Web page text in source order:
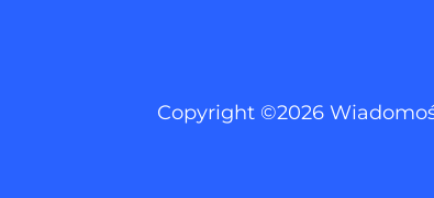
Copyright ©2026